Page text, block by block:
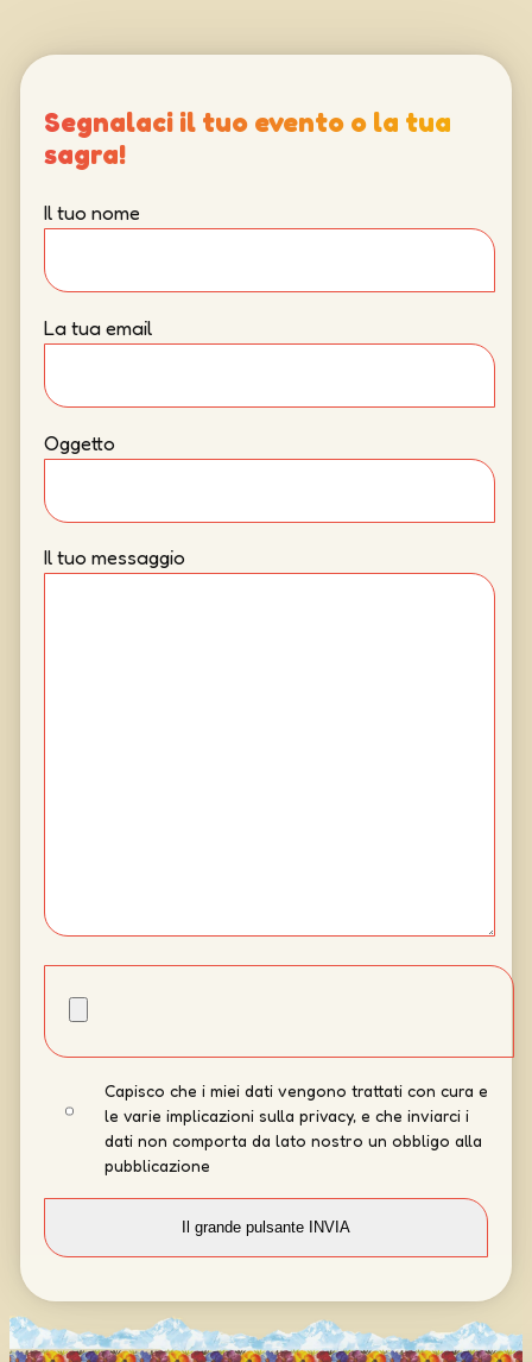
Segnalaci il tuo evento o la tua
sagra!
Il tuo nome
La tua email
Oggetto
Il tuo messaggio
Capisco che i miei dati vengono trattati con cura e
le varie implicazioni sulla privacy, e che inviarci i
dati non comporta da lato nostro un obbligo alla
pubblicazione